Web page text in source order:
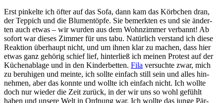
Erst pinkelte ich öfter auf das Sofa, dann kam das Körb­chen dran,
der Tepp­ich und die Blu­men­töpfe. Sie be­merk­ten es und sie än­der­
ten auch etwas – wir wur­den aus dem Wohn­zim­mer ver­bannt! Ab
sofort war dieses Zimmer für uns tabu. Natür­lich ver­stand ich diese
Reak­tion über­haupt nicht, und um ihnen klar zu machen, dass hier
etwas ganz ge­hörig schief lief, hin­ter­ließ ich mein­en Protest auf der
Küch­en­ab­la­ge und in den Kin­der­bett­en. Fila ver­suchte zwar, mich
zu be­ruhi­gen und meinte, ich sollte ein­fach still sein und alles hin­
nehm­en, aber das konnte und wollte ich ein­fach nicht. Ich wollte
doch nur wieder die Zeit zurück, in der wir uns so wohl ge­fühlt
haben und unsere Welt in Ordnung war. Ich wollte das junge Pär­